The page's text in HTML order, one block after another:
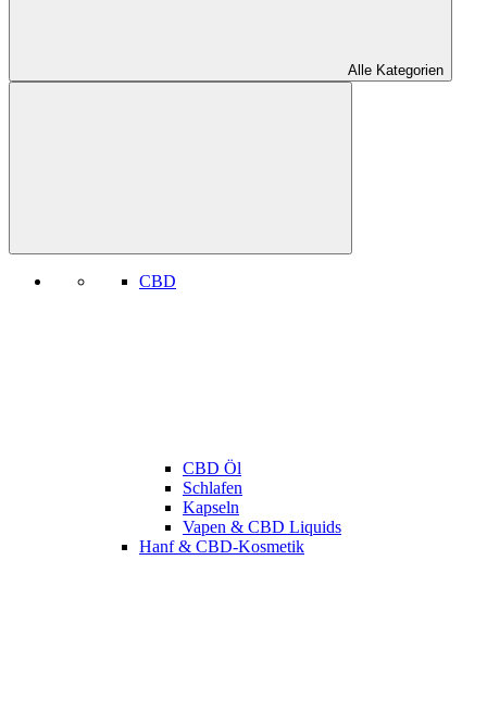
Alle Kategorien
CBD
CBD Öl
Schlafen
Kapseln
Vapen & CBD Liquids
Hanf & CBD-Kosmetik